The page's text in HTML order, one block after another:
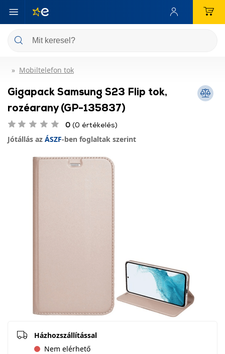
Mobiltelefon tok
Gigapack Samsung S23 Flip tok,
rozéarany (GP-135837)
0 (0 értékelés)
Jótállás az ÁSZF-ben foglaltak szerint
Házhozszállítással
Nem elérhető